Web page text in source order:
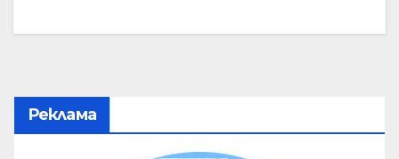
Реклама